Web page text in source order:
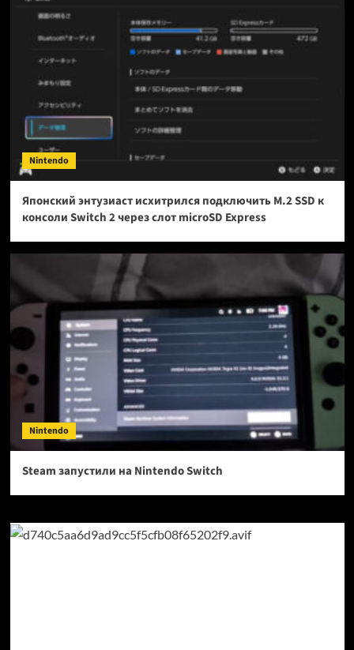
Nintendo
Японский энтузиаст исхитрился подключить M.2 SSD к
консоли Switch 2 через слот microSD Express
Nintendo
Steam запустили на Nintendo Switch